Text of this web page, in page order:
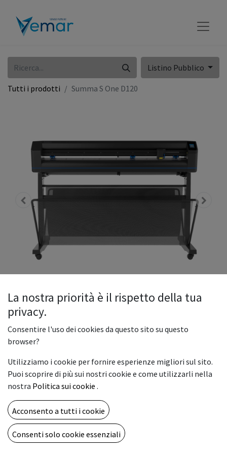
Listino Pubblico
Tutti i prodotti Summa S One D120
Summa S One D120
lavorazioni con pressione variabile della lama da 0 a 600g
(con incrementi di 5g), ripetibilità garantita fino a 8m,
sensore ottico OPOS con azionamento automatico in grado
rilevare fino a 128 crocini di allineamento, velocità fino a
113cm/sec e accelerazione fino a 3G, connessione USB, LAN
Ethernet e WiFi.
4.590,00€
La nostra priorità è il rispetto della tua
privacy.
Consentire l'uso dei cookies da questo sito su questo
browser?
Utilizziamo i cookie per fornire esperienze migliori sul sito.
Puoi scoprire di più sui nostri cookie e come utilizzarli nella
nostra Politica sui cookie .
Acconsento a tutti i cookie
Consenti solo cookie essenziali